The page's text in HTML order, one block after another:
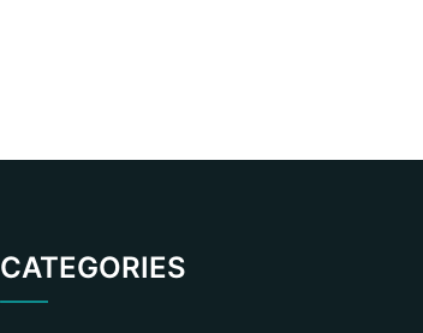
CATEGORIES